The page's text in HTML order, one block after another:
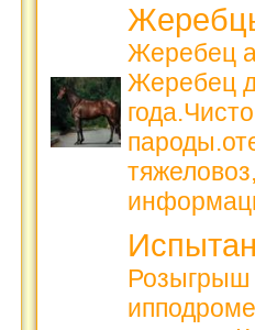
Жеребец
Жеребец
Розыгрыш